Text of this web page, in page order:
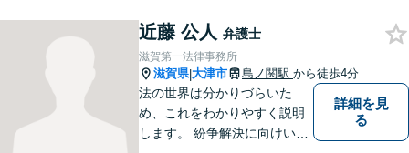
抱えるお気持ちやご希望をぜ
ひお聞かせください！
近藤 公人 弁護士
滋賀第一法律事務所
滋賀県|大津市 島ノ関駅 から徒歩4分
法の世界は分かりづらいた
め、これをわかりやすく説明
します。 紛争解決に向けいく
詳細を見
る